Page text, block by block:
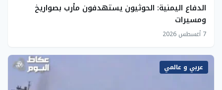
الدفاع اليمنية: الحوثيون يستهدفون مأرب بصواريخ
ومسيرات
7 أغسطس 2026
عربي و عالمي